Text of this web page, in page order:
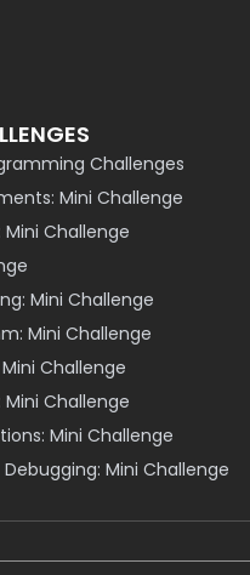
Challenges
Mini Challenge
Challenge
Mini Challenge
Mini Challenge
Challenge
Challenge
Mini Challenge
Mini Challenge